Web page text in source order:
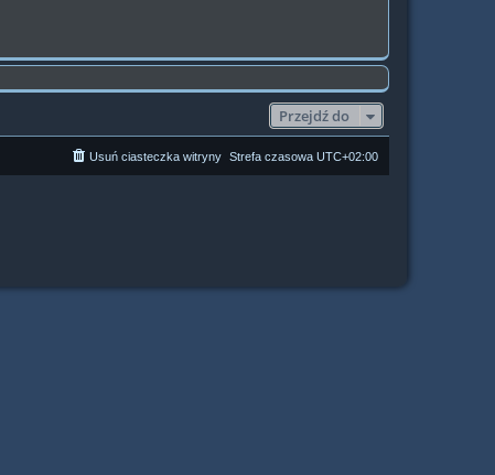
Przejdź do
Strefa czasowa UTC+02:00
Usuń ciasteczka witryny